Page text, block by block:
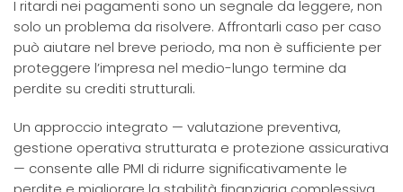
I ritardi nei pagamenti sono un segnale da leggere, non
solo un problema da risolvere. Affrontarli caso per caso
può aiutare nel breve periodo, ma non è sufficiente per
proteggere l’impresa nel medio-lungo termine da
perdite su crediti strutturali.
Un approccio integrato — valutazione preventiva,
gestione operativa strutturata e protezione assicurativa
— consente alle PMI di ridurre significativamente le